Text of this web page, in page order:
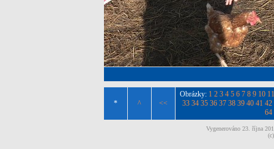
* ^ <<
Obrázky: 1 2 3 4 5 6 7 8 9 10 11
33 34 35 36 37 38 39 40 41 42
64
Vygenerováno 23. října